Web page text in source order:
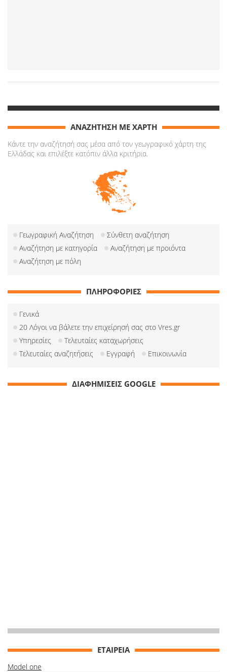
ΑΝΑΖΗΤΗΣΗ ΜΕ ΧΑΡΤΗ
Κάντε την αναζήτησή σας μέσα από τον γεωγραφικό χάρτη της
Ελλάδας και επιλέξτε κατόπιν άλλα κριτήρια.
Γεωγραφική Αναζήτηση
Σύνθετη αναζήτηση
Αναζήτηση με κατηγορία
Αναζήτηση με προιόντα
Αναζήτηση με πόλη
ΠΛΗΡΟΦΟΡΙΕΣ
Γενικά
20 Λόγοι να βάλετε την επιχείρησή σας στο Vres.gr
Υπηρεσίες
Τελευταίες καταχωρήσεις
Τελευταίες αναζητήσεις
Εγγραφή Επικοινωνία
ΔΙΑΦΗΜΙΣΕΙΣ GOOGLE
ΕΤΑΙΡΕΙΑ
Model one